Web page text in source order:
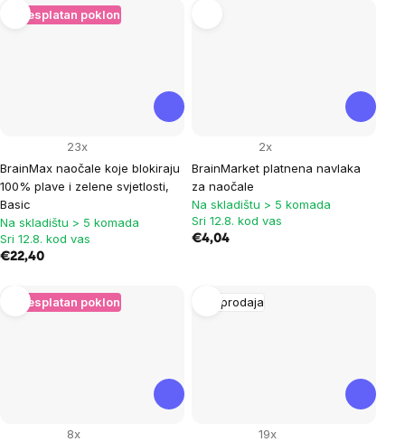
+ Besplatan poklon
BrainMax naočale koje blokiraju
100% plave i zelene svjetlosti,
Basic
23x
Na skladištu > 5 komada
Sri 12.8. kod vas
€22,40
BrainMarket platnena navlaka
za naočale
2x
Na skladištu > 5 komada
Sri 12.8. kod vas
€4,04
+ Besplatan poklon
8x
Rasprodaja
19x